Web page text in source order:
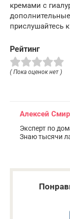
кремами с
прислушайтесь
Рейтинг
( Пока оценок нет )
Алексей
Эксперт по
Знаю тысячи